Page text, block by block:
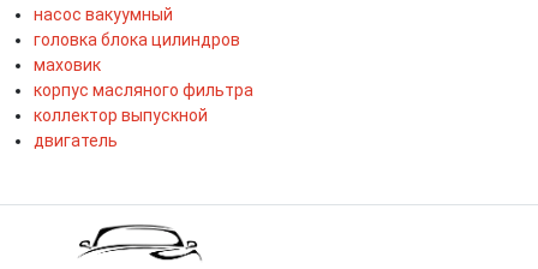
насос вакуумный
головка блока цилиндров
маховик
корпус масляного фильтра
коллектор выпускной
двигатель